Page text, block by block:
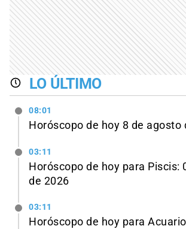
LO ÚLTIMO
08:01
Horóscopo de hoy 8 de agosto
03:11
Horóscopo de hoy para Piscis:
de 2026
03:11
Horóscopo de hoy para